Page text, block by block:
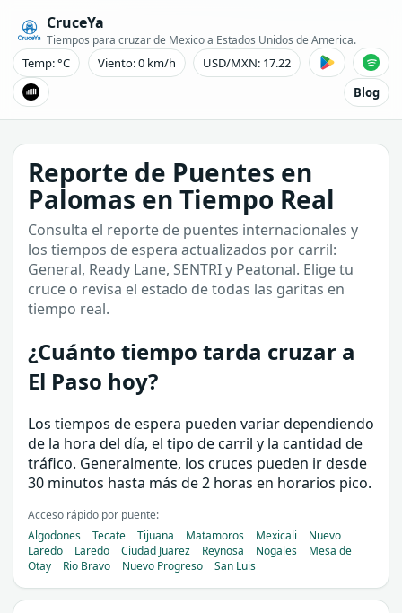
CruceYa
Tiempos para cruzar de Mexico a Estados Unidos de America.
Temp: °C Viento: 0 km/h
USD/MXN: 17.22
Blog
Reporte de Puentes en
Palomas en Tiempo Real
Consulta el reporte de puentes internacionales y
los tiempos de espera actualizados por carril:
General, Ready Lane, SENTRI y Peatonal. Elige tu
cruce o revisa el estado de todas las garitas en
tiempo real.
¿Cuánto tiempo tarda cruzar a
El Paso hoy?
Los tiempos de espera pueden variar dependiendo
de la hora del día, el tipo de carril y la cantidad de
tráfico. Generalmente, los cruces pueden ir desde
30 minutos hasta más de 2 horas en horarios pico.
Acceso rápido por puente:
Algodones
Tecate Tijuana Matamoros Mexicali
Nuevo
Laredo
Laredo Ciudad Juarez Reynosa Nogales
Mesa de
Otay
Rio Bravo Nuevo Progreso San Luis